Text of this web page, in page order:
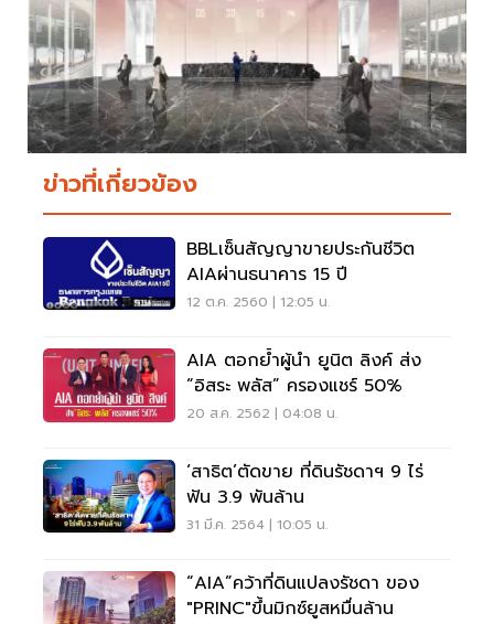
ข่าวที่เกี่ยวข้อง
BBLเซ็นสัญญาขายประกันชีวิต
AIAผ่านธนาคาร 15 ปี
12 ต.ค. 2560 | 12:05 น.
AIA ตอกย้ำผู้นำ ยูนิต ลิงค์ ส่ง
“อิสระ พลัส” ครองแชร์ 50%
20 ส.ค. 2562 | 04:08 น.
‘สาธิต’ตัดขาย ที่ดินรัชดาฯ 9 ไร่
ฟัน 3.9 พันล้าน
31 มี.ค. 2564 | 10:05 น.
“AIA”คว้าที่ดินแปลงรัชดา ของ
"PRINC"ขึ้นมิกซ์ยูสหมื่นล้าน